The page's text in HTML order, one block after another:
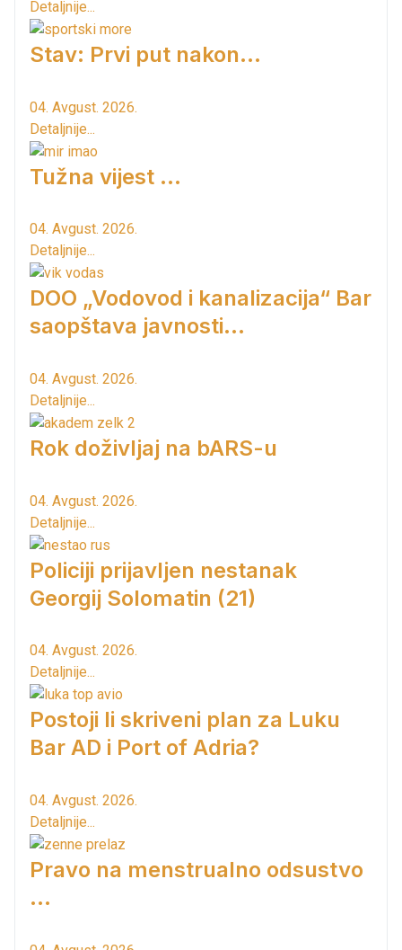
Detaljnije...
Stav: Prvi put nakon…
04. Avgust. 2026.
Detaljnije...
Tužna vijest ...
04. Avgust. 2026.
Detaljnije...
DOO „Vodovod i kanalizacija“ Bar
saopštava javnosti...
04. Avgust. 2026.
Detaljnije...
Rok doživljaj na bARS-u
04. Avgust. 2026.
Detaljnije...
Policiji prijavljen nestanak
Georgij Solomatin (21)
04. Avgust. 2026.
Detaljnije...
Postoji li skriveni plan za Luku
Bar AD i Port of Adria?
04. Avgust. 2026.
Detaljnije...
Pravo na menstrualno odsustvo
...